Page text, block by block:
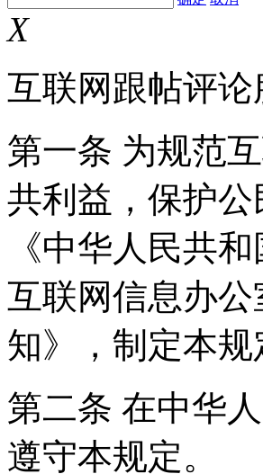
X
互联网跟帖评
第一条 为规范
共利益，保护
《中华人民共
互联网信息办
知》，制定本规
第二条 在中华
遵守本规定。